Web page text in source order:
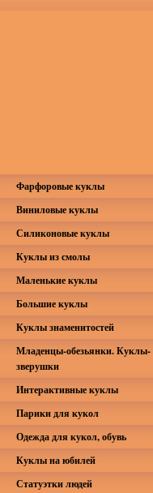
Фарфоровые куклы
Виниловые куклы
Силиконовые куклы
Куклы из смолы
Маленькие куклы
Большие куклы
Куклы знаменитостей
Младенцы-обезьянки. Куклы-
зверушки
Интерактивные куклы
Парики для кукол
Одежда для кукол, обувь
Куклы на юбилей
Статуэтки людей